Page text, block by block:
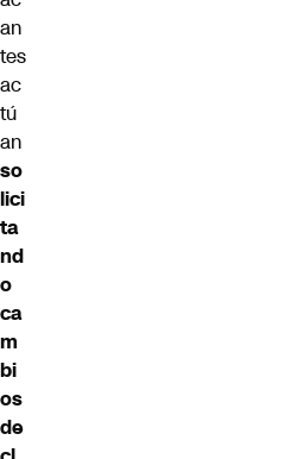
an
tes
ac
tú
an
so
lici
ta
nd
o
ca
m
bi
os
de